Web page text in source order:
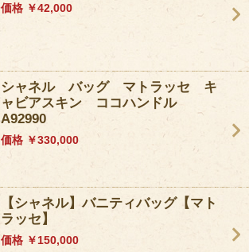
価格 ￥42,000
シャネル バッグ マトラッセ キ
ャビアスキン ココハンドル
A92990
価格 ￥330,000
【シャネル】バニティバッグ【マト
ラッセ】
価格 ￥150,000